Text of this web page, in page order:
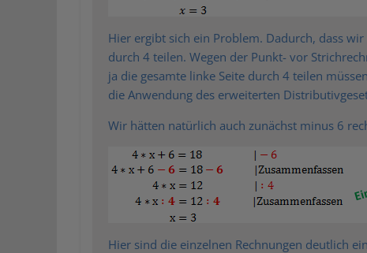
Hier ergibt sich ein Problem. Dadurch, dass
durch 4 teilen. Wegen der Punkt- vor
ja die gesamte linke Seite durch 4 teilen
die Anwendung des erweiterten
Wir hätten natürlich auch zunächst minus 6
Hier sind die einzelnen Rechnungen deutlich